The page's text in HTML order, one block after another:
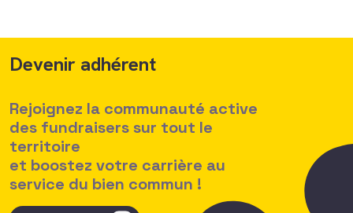
Devenir adhérent
Rejoignez la communauté active
des fundraisers sur tout le
territoire
et boostez votre carrière au
service du bien commun !